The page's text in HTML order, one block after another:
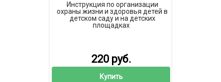
Инструкция по организации
охраны жизни и здоровья детей в
детском саду и на детских
площадках
220 руб.
Купить